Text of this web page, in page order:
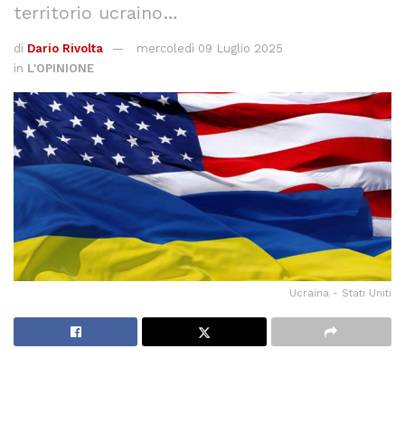
territorio ucraino…
di Dario Rivolta
mercoledì 09 Luglio 2025
in L'OPINIONE
Ucraina - Stati Uniti